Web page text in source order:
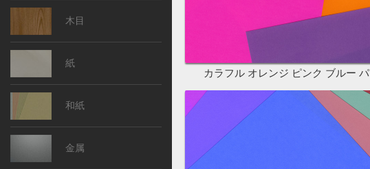
カラフル オレンジ ピンク ブルー
木目
紙
和紙
金属